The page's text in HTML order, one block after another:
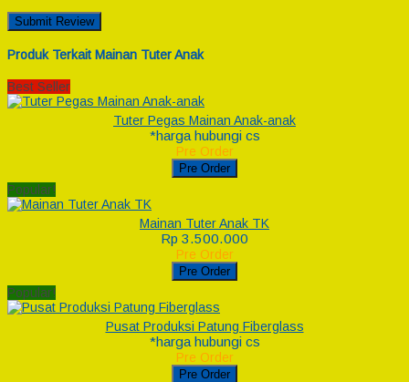
Produk Terkait Mainan Tuter Anak
Best Seller
Tuter Pegas Mainan Anak-anak
*harga hubungi cs
Pre Order
Pre Order
Popular!
Mainan Tuter Anak TK
Rp 3.500.000
Pre Order
Pre Order
Popular!
Pusat Produksi Patung Fiberglass
*harga hubungi cs
Pre Order
Pre Order